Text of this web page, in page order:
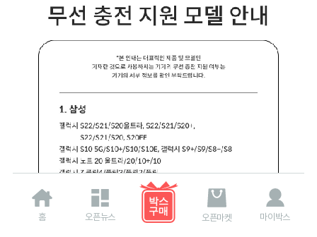
홈 오픈뉴스 오픈마켓 마이박스